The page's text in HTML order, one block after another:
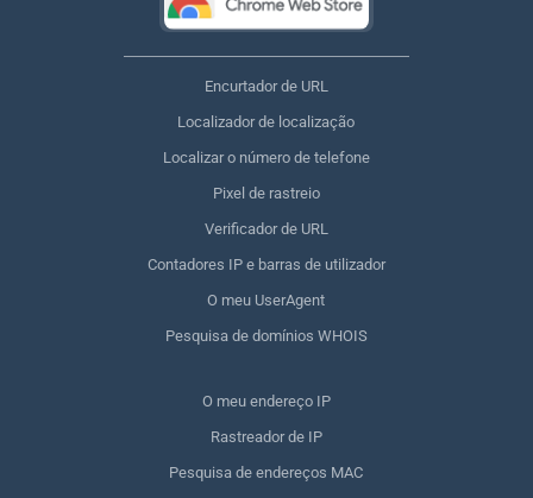
Encurtador de URL
Localizador de localização
Localizar o número de telefone
Pixel de rastreio
Verificador de URL
Contadores IP e barras de utilizador
O meu UserAgent
Pesquisa de domínios WHOIS
O meu endereço IP
Rastreador de IP
Pesquisa de endereços MAC